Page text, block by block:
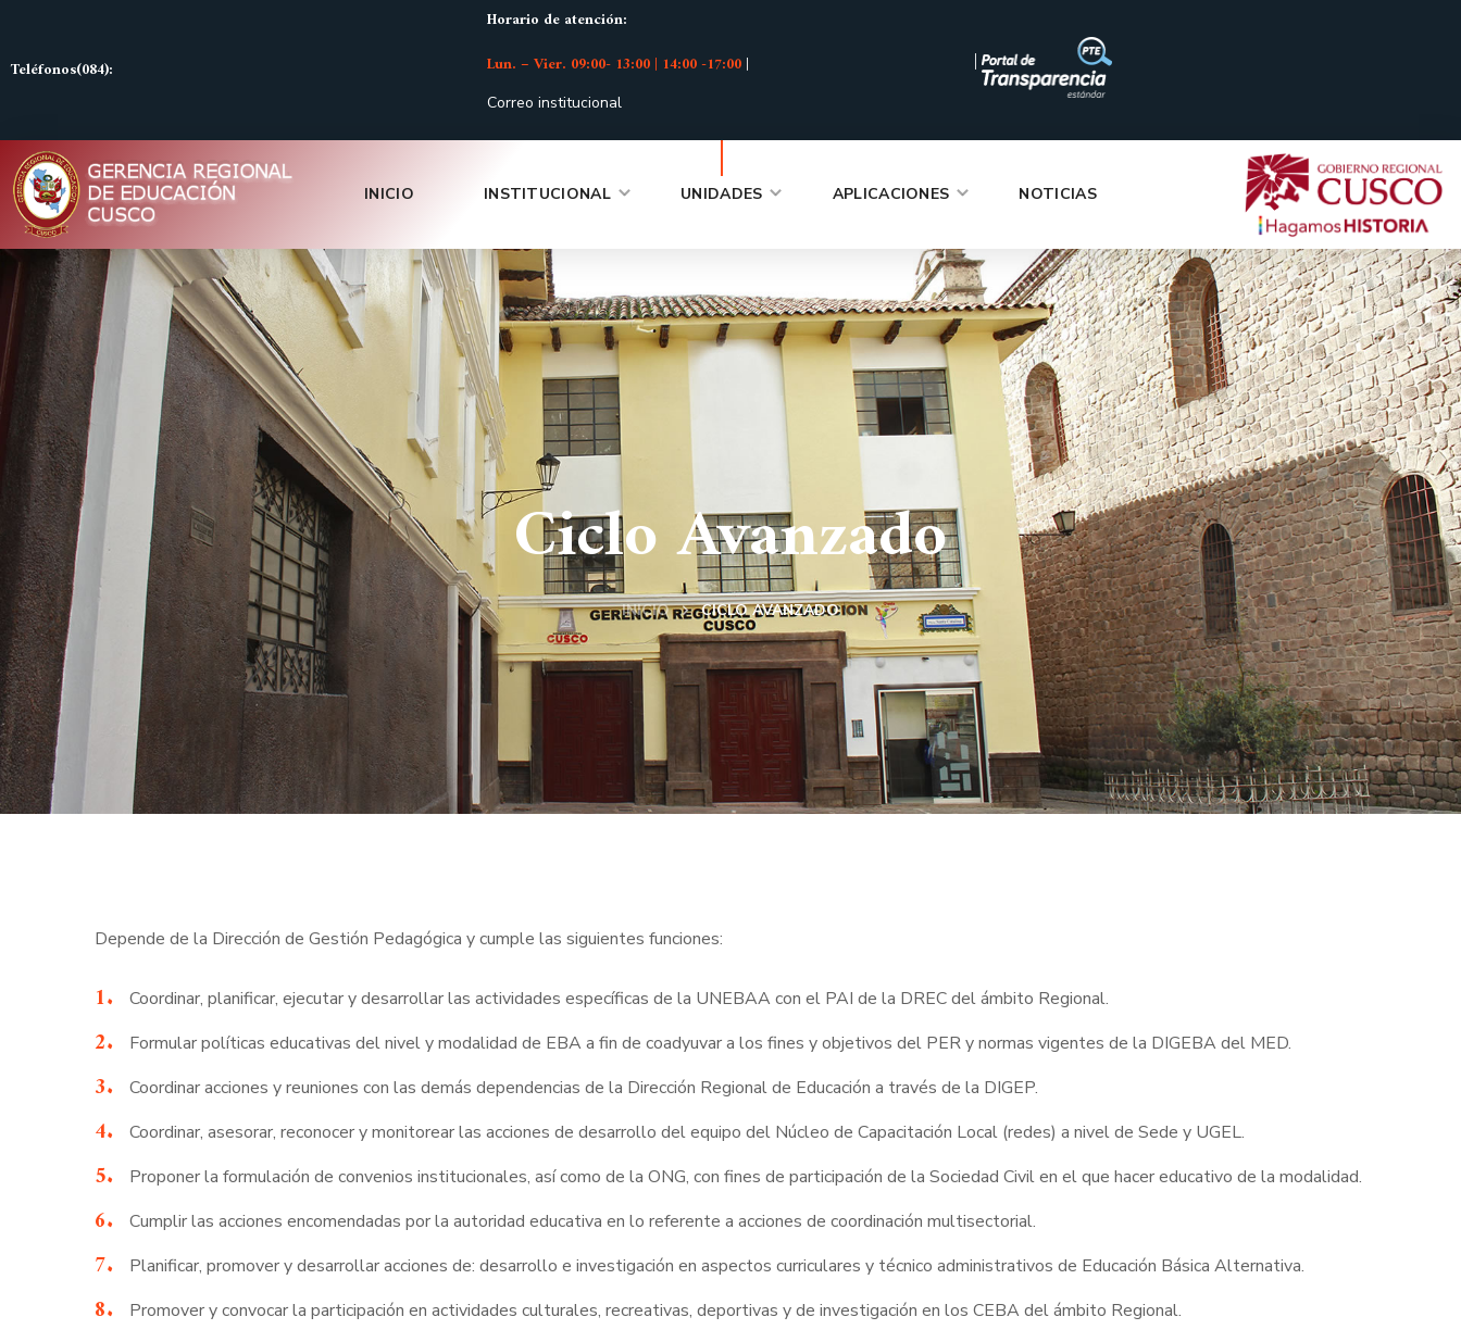
Teléfonos(084):
Horario de atención:
Lun. – Vier. 09:00- 13:00 | 14:00 -17:00|
Correo institucional
|
INICIO INSTITUCIONAL UNIDADES APLICACIONES NOTICIAS
Ciclo Avanzado
INICIO CICLO AVANZADO
Depende de la Dirección de Gestión Pedagógica y cumple las siguientes funciones:
Coordinar, planificar, ejecutar y desarrollar las actividades específicas de la UNEBAA con el PAI de la DREC del ámbito Regional.
Formular políticas educativas del nivel y modalidad de EBA a fin de coadyuvar a los fines y objetivos del PER y normas vigentes de la DIGEBA del MED.
Coordinar acciones y reuniones con las demás dependencias de la Dirección Regional de Educación a través de la DIGEP.
Coordinar, asesorar, reconocer y monitorear las acciones de desarrollo del equipo del Núcleo de Capacitación Local (redes) a nivel de Sede y UGEL.
Proponer la formulación de convenios institucionales, así como de la ONG, con fines de participación de la Sociedad Civil en el que hacer educativo de la modalidad.
Cumplir las acciones encomendadas por la autoridad educativa en lo referente a acciones de coordinación multisectorial.
Planificar, promover y desarrollar acciones de: desarrollo e investigación en aspectos curriculares y técnico administrativos de Educación Básica Alternativa.
Promover y convocar la participación en actividades culturales, recreativas, deportivas y de investigación en los CEBA del ámbito Regional.